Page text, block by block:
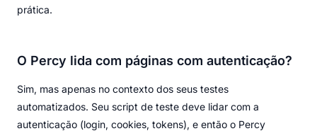
prática.
O Percy lida com páginas com autenticação?
Sim, mas apenas no contexto dos seus testes
automatizados. Seu script de teste deve lidar com a
autenticação (login, cookies, tokens), e então o Percy